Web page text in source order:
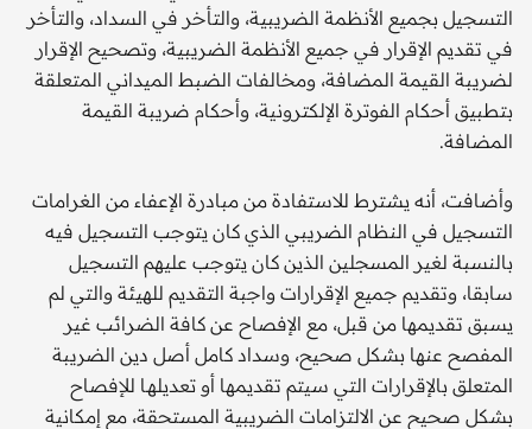
التسجيل بجميع الأنظمة الضريبية، والتأخر في السداد، والتأخر
في تقديم الإقرار في جميع الأنظمة الضريبية، وتصحيح الإقرار
لضريبة القيمة المضافة، ومخالفات الضبط الميداني المتعلقة
بتطبيق أحكام الفوترة الإلكترونية، وأحكام ضريبة القيمة
المضافة.
وأضافت، أنه يشترط للاستفادة من مبادرة الإعفاء من الغرامات
التسجيل في النظام الضريبي الذي كان يتوجب التسجيل فيه
بالنسبة لغير المسجلين الذين كان يتوجب عليهم التسجيل
سابقا، وتقديم جميع الإقرارات واجبة التقديم للهيئة والتي لم
يسبق تقديمها من قبل، مع الإفصاح عن كافة الضرائب غير
المفصح عنها بشكل صحيح، وسداد كامل أصل دين الضريبة
المتعلق بالإقرارات التي سيتم تقديمها أو تعديلهـا للإفصاح
بشكل صحيح عن الالتزامات الضريبية المستحقة، مع إمكانية